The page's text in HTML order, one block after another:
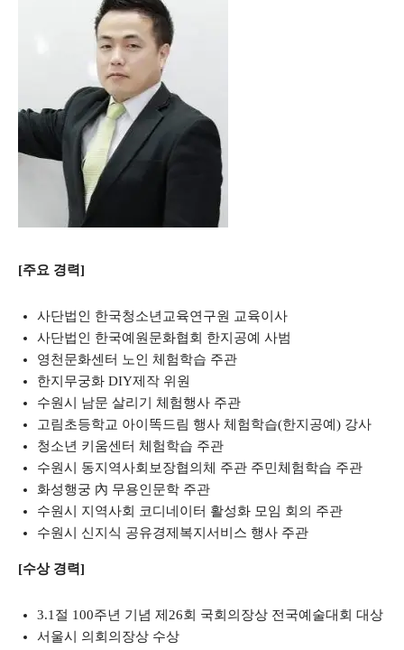
[주요 경력]
사단법인 한국청소년교육연구원 교육이사
사단법인 한국예원문화협회 한지공예 사범
영천문화센터 노인 체험학습 주관
한지무궁화 DIY제작 위원
수원시 남문 살리기 체험행사 주관
고림초등학교 아이똑드림 행사 체험학습(한지공예) 강사
청소년 키움센터 체험학습 주관
수원시 동지역사회보장협의체 주관 주민체험학습 주관
화성행궁 內 무용인문학 주관
수원시 지역사회 코디네이터 활성화 모임 회의 주관
수원시 신지식 공유경제복지서비스 행사 주관
[수상 경력]
3.1절 100주년 기념 제26회 국회의장상 전국예술대회 대상
서울시 의회의장상 수상